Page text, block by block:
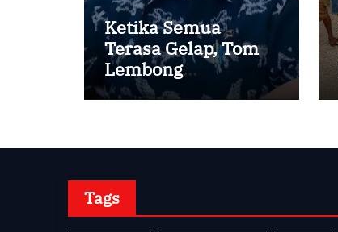
Ketika Semua
Terasa Gelap, Tom
Lembong
Menemukan Cinta
Tags